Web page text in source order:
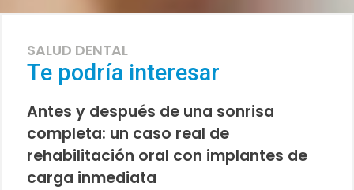
SALUD DENTAL
Te podría interesar
Antes y después de una sonrisa
completa: un caso real de
rehabilitación oral con implantes de
carga inmediata